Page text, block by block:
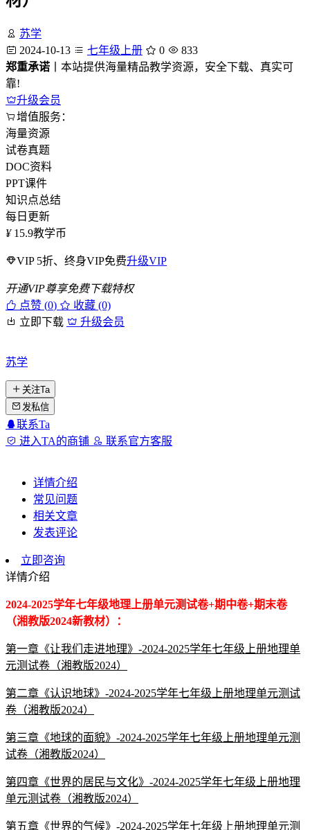
苏学
2024-10-13
七年级上册 0
833
郑重承诺 丨本站提供海量精品教学资源，安全下载、真实可
靠!
升级会员
增值服务：
海量资源
试卷真题
DOC资料
PPT课件
知识点总结
每日更新
¥ 15.9教学币
VIP 5折、终身VIP免费升级VIP
开通VIP尊享免费下载特权
点赞 (0)
收藏 (0)
立即下载
升级会员
苏学
关注Ta
发私信
联系Ta
进入TA的商铺
联系官方客服
详情介绍
常见问题
相关文章
发表评论
立即咨询
详情介绍
2024-2025学年七年级地理上册单元测试卷+期中卷+期末卷
（湘教版2024新教材）：
第一章《让我们走进地理》-2024-2025学年七年级上册地理单
元测试卷（湘教版2024）
第二章《认识地球》-2024-2025学年七年级上册地理单元测试
卷（湘教版2024）
第三章《地球的面貌》-2024-2025学年七年级上册地理单元测
试卷（湘教版2024）
第四章《世界的居民与文化》-2024-2025学年七年级上册地理
单元测试卷（湘教版2024）
第五章《世界的气候》-2024-2025学年七年级上册地理单元测